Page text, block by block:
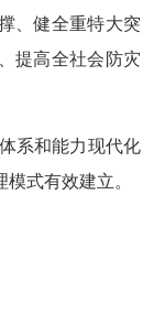
、健全重特大突
提高全社会防灾
系和能力现代化
式有效建立。